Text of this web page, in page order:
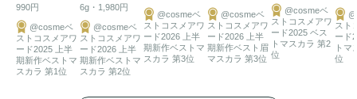
990円
@cosmeベ
ストコスメアワ
ード2025 上半
期新作ベストマ
スカラ 第1位
6g・1,980円
@cosmeベ
ストコスメアワ
ード2026 上半
期新作ベストマ
スカラ 第2位
@cosmeベ
ストコスメアワ
ード2026 上半
期新作ベストマ
スカラ 第3位
@cosmeベ
ストコスメアワ
ード2026 上半
期新作ベスト眉
マスカラ 第3位
@cosmeベ
ストコスメアワ
ード2025 ベス
トマスカラ 第2
位
スト
ード
トマ
位